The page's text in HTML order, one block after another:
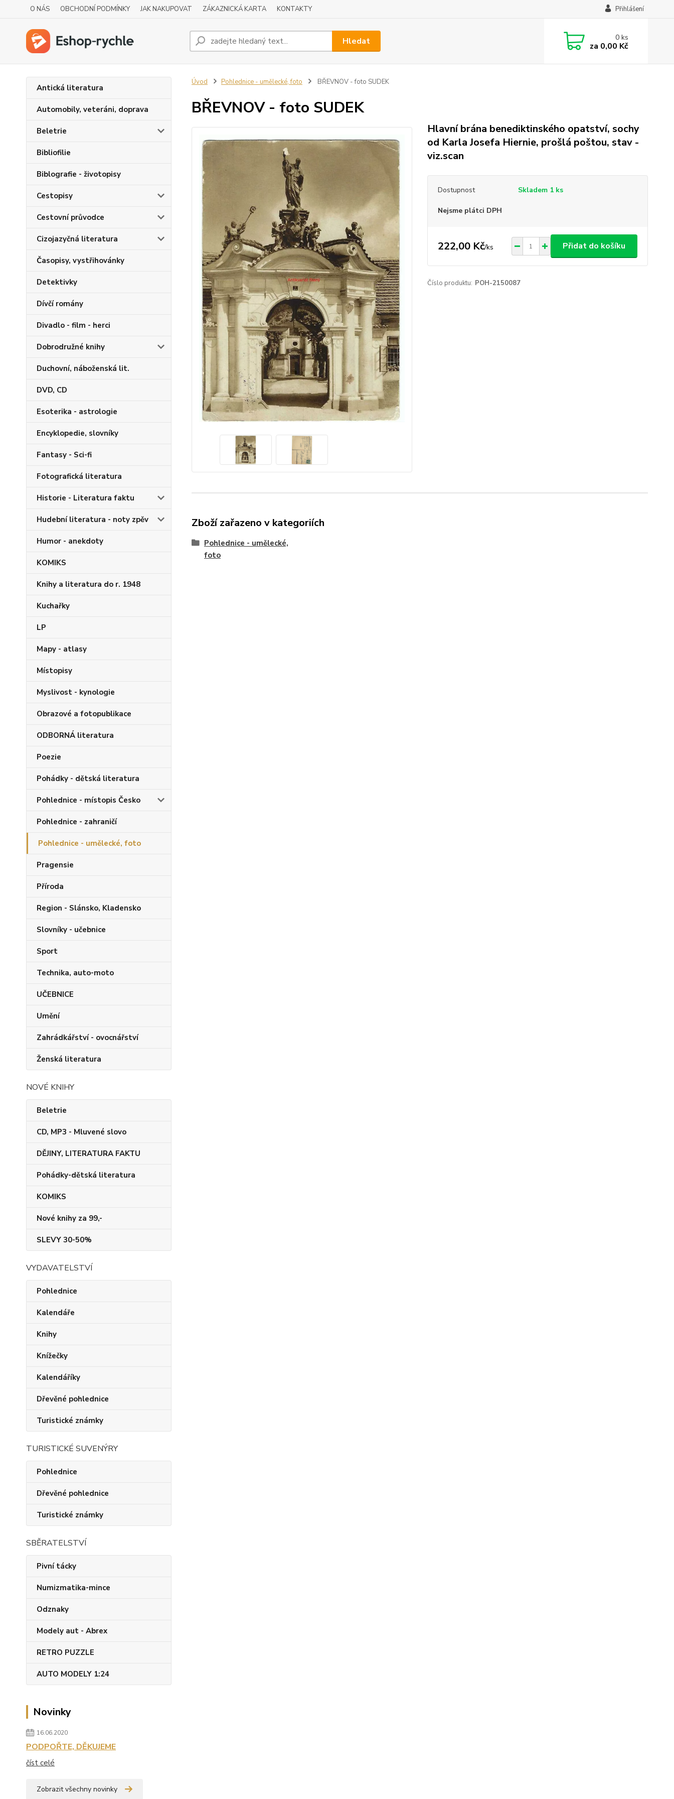
O NÁS OBCHODNÍ PODMÍNKY JAK NAKUPOVAT ZÁKAZNICKÁ KARTA KONTAKTY Přihlášení
Hledat 0ks
za 0,00 Kč
Antická literatura
Automobily, veteráni, doprava
Beletrie
Bibliofilie
Biblografie - životopisy
Cestopisy
Cestovní průvodce
Cizojazyčná literatura
Časopisy, vystřihovánky
Detektivky
Dívčí romány
Divadlo - film - herci
Dobrodružné knihy
Duchovní, náboženská lit.
DVD, CD
Esoterika - astrologie
Encyklopedie, slovníky
Fantasy - Sci-fi
Fotografická literatura
Historie - Literatura faktu
Hudební literatura - noty zpěv
Humor - anekdoty
KOMIKS
Knihy a literatura do r. 1948
Kuchařky
LP
Mapy - atlasy
Místopisy
Myslivost - kynologie
Obrazové a fotopublikace
ODBORNÁ literatura
Poezie
Pohádky - dětská literatura
Pohlednice - místopis Česko
Pohlednice - zahraničí
Pohlednice - umělecké, foto
Pragensie
Příroda
Region - Slánsko, Kladensko
Slovníky - učebnice
Sport
Technika, auto-moto
UČEBNICE
Umění
Zahrádkářství - ovocnářství
Ženská literatura
NOVÉ KNIHY
Beletrie
CD, MP3 - Mluvené slovo
DĚJINY, LITERATURA FAKTU
Pohádky-dětská literatura
KOMIKS
Nové knihy za 99,-
SLEVY 30-50%
VYDAVATELSTVÍ
Pohlednice
Kalendáře
Knihy
Knížečky
Kalendáříky
Dřevěné pohlednice
Turistické známky
TURISTICKÉ SUVENÝRY
Pohlednice
Dřevěné pohlednice
Turistické známky
SBĚRATELSTVÍ
Pivní tácky
Numizmatika-mince
Odznaky
Modely aut - Abrex
RETRO PUZZLE
AUTO MODELY 1:24
Novinky
16.06.2020
PODPOŘTE, DĚKUJEME
číst celé
Zobrazit všechny novinky
Úvod Pohlednice - umělecké, foto BŘEVNOV - foto SUDEK
BŘEVNOV - foto SUDEK
Hlavní brána benediktinského opatství, sochy
od Karla Josefa Hiernie, prošlá poštou, stav -
viz.scan
Dostupnost Skladem 1 ks
Nejsme plátci DPH
222,00 Kč/ks Přidat do košíku
Číslo produktu: POH-2150087
Zboží zařazeno v kategoriích
Pohlednice - umělecké,
foto